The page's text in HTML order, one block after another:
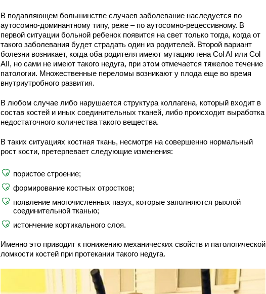
В подавляющем большинстве случаев заболевание наследуется по
аутосомно-доминантному типу, реже – по аутосомно-рецессивному. В
первой ситуации больной ребенок появится на свет только тогда, когда от
такого заболевания будет страдать один из родителей. Второй вариант
болезни возникает, когда оба родителя имеют мутацию гена Col AI или Col
AII, но сами не имеют такого недуга, при этом отмечается тяжелое течение
патологии. Множественные переломы возникают у плода еще во время
внутриутробного развития.
В любом случае либо нарушается структура коллагена, который входит в
состав костей и иных соединительных тканей, либо происходит выработка
недостаточного количества такого вещества.
В таких ситуациях костная ткань, несмотря на совершенно нормальный
рост кости, претерпевает следующие изменения:
пористое строение;
формирование костных отростков;
появление многочисленных пазух, которые заполняются рыхлой
соединительной тканью;
истончение кортикального слоя.
Именно это приводит к понижению механических свойств и патологической
ломкости костей при протекании такого недуга.